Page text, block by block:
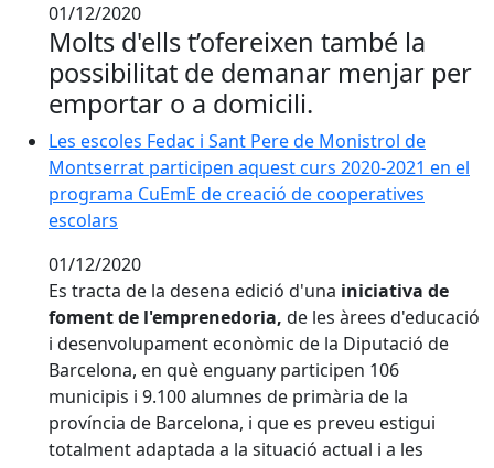
01/12/2020
Molts d'ells t’ofereixen també la
possibilitat de demanar menjar per
emportar o a domicili.
Les escoles Fedac i Sant Pere de Monistrol de
Les escoles Fedac i Sant Pere de Monistrol de
Montserrat participen aquest curs 2020-2021 en el
programa CuEmE de creació de cooperatives
escolars
01/12/2020
Es tracta de la desena edició d'una iniciativa de
foment de l'emprenedoria, de les àrees d'educació
i desenvolupament econòmic de la Diputació de
Barcelona, en què enguany participen 106
municipis i 9.100 alumnes de primària de la
província de Barcelona, i que es preveu estigui
totalment adaptada a la situació actual i a les